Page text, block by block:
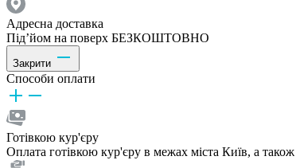
Адресна доставка
Під’йом на поверх БЕЗКОШТОВНО
Закрити
Способи оплати
Готівкою кур'єру
Оплата готівкою кур'єру в межах міста Київ, а